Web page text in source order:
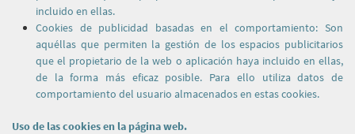
incluido en ellas.
Cookies de publicidad basadas en el comportamiento: Son
aquéllas que permiten la gestión de los espacios publicitarios
que el propietario de la web o aplicación haya incluido en ellas,
de la forma más eficaz posible. Para ello utiliza datos de
comportamiento del usuario almacenados en estas cookies.
Uso de las cookies en la página web.